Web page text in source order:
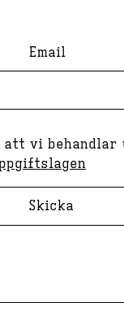
Email
att vi behandlar
Skicka